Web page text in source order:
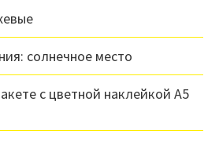
солнечное место
с цветной наклейкой А5